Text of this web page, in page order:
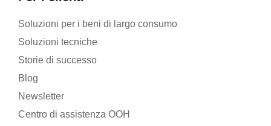
Soluzioni per i beni di largo consumo
Soluzioni tecniche
Storie di successo
Blog
Newsletter
Centro di assistenza OOH